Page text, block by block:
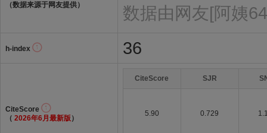
（数据来源于网友提供）
数据由网友[阿姨
h-index 36
CiteScore
（ 2026年6月最新版 ）
CiteScore SJR
5.90 0.729